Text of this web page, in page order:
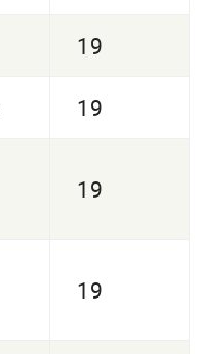
19
19
19
19